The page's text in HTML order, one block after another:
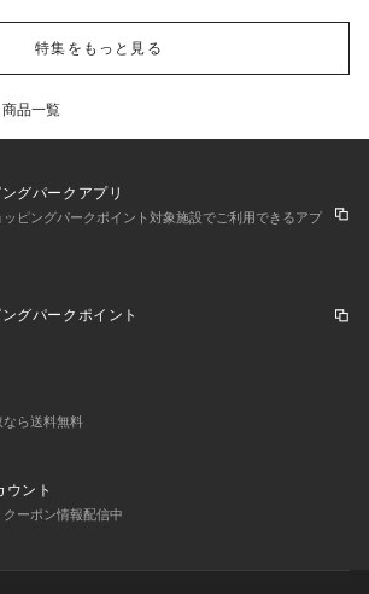
特集をもっと見る
商品一覧
グパークアプリ
ピングパークポイント対象施設でご利用できるアプ
グパークポイント
なら送料無料
ウント
ーポン情報配信中